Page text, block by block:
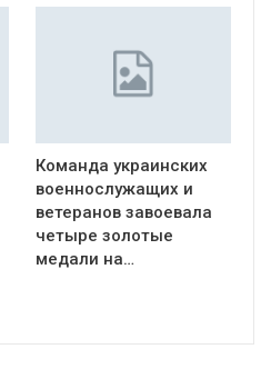
Команда украинских
военнослужащих и
ветеранов завоевала
четыре золотые
медали на…